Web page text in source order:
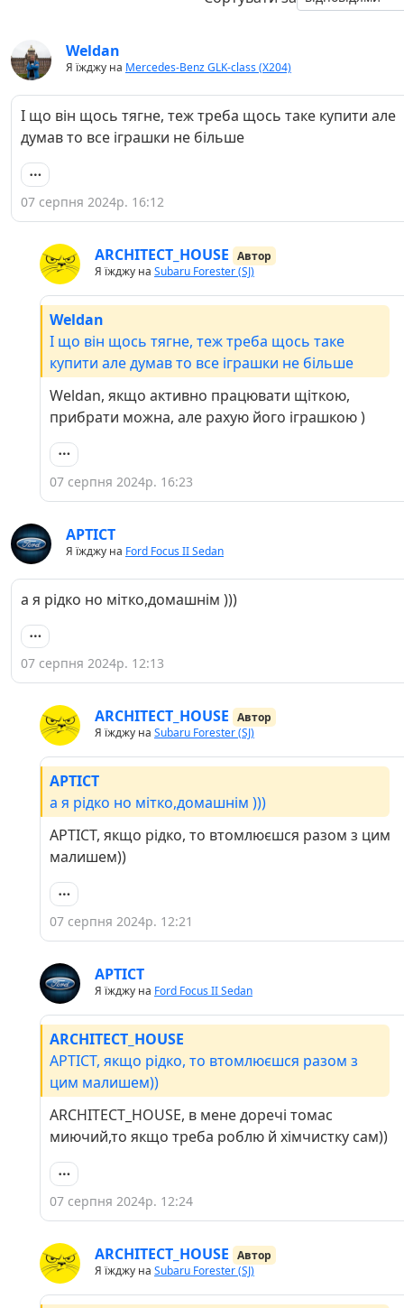
Weldan
Я їжджу на Mercedes-Benz GLK-class (X204)
І що він щось тягне, теж треба щось таке купити але
думав то все іграшки не більше
07 серпня 2024р. 16:12
ARCHITECT_HOUSE Автор
Я їжджу на Subaru Forester (SJ)
Weldan
І що він щось тягне, теж треба щось таке
купити але думав то все іграшки не більше
Weldan, якщо активно працювати щіткою,
прибрати можна, але рахую його іграшкою )
07 серпня 2024р. 16:23
APTICT
Я їжджу на Ford Focus II Sedan
а я рідко но мітко,домашнім )))
07 серпня 2024р. 12:13
ARCHITECT_HOUSE Автор
Я їжджу на Subaru Forester (SJ)
APTICT
а я рідко но мітко,домашнім )))
APTICT, якщо рідко, то втомлюєшся разом з цим
малишем))
07 серпня 2024р. 12:21
APTICT
Я їжджу на Ford Focus II Sedan
ARCHITECT_HOUSE
APTICT, якщо рідко, то втомлюєшся разом з
цим малишем))
ARCHITECT_HOUSE, в мене доречі томас
миючий,то якщо треба роблю й хімчистку сам))
07 серпня 2024р. 12:24
ARCHITECT_HOUSE Автор
Я їжджу на Subaru Forester (SJ)